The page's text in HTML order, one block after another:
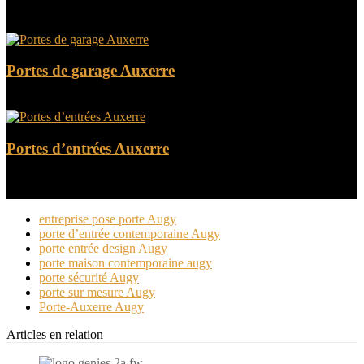
Portes de garage Auxerre
Portes d’entrées Auxerre
entreprise pose porte Augy
porte d’entrée contemporaine Augy
porte entrée design Augy
porte maison contemporaine augy
porte sécurité Augy
porte sur mesure Augy
Porte-Auxerre Augy
Articles en relation